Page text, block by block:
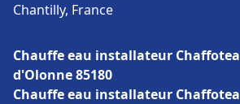
Chantilly, France
Chauffe eau installateur
d'Olonne 85180
Chauffe eau installateur